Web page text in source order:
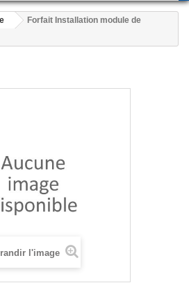
Forfait Installation module de
l'image